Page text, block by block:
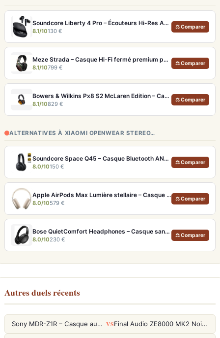
Soundcore Liberty 4 Pro – Écouteurs Hi-Res ANC 7 Capteurs et Fast Charge
8.1/10130 €
⚖ Comparer
Meze Strada – Casque Hi-Fi fermé premium pour écoute immersive
8.1/10799 €
⚖ Comparer
Bowers & Wilkins Px8 S2 McLaren Edition – Casque ANC hi-fi luxe et son de référence
8.1/10829 €
⚖ Comparer
ALTERNATIVES À XIAOMI OPENWEAR STEREO…
Soundcore Space Q45 – Casque Bluetooth ANC 50h d'autonomie et LDAC Hi-Res
8.0/10150 €
⚖ Comparer
Apple AirPods Max Lumière stellaire – Casque Hi-Fi ANC pro et audio spatial immersif
8.0/10579 €
⚖ Comparer
Bose QuietComfort Headphones – Casque sans fil à réduction de bruit légendaire
8.0/10230 €
⚖ Comparer
Autres duels récents
Sony MDR-Z1R – Casque audiophile fermé haute résolution VS Final Audio ZE8000 MK2 Noir – Écouteurs True Wireless audiophiles 8K Sound